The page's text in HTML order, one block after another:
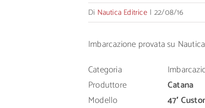
Di Nautica Editrice | 22/08/16
Imbarcazione provata su
Categoria
Produttore
Catana
Modello
47′